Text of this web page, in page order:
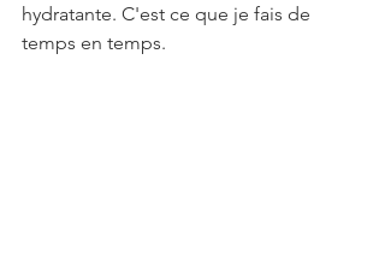
hydratante. C'est ce que je fais de
temps en temps.